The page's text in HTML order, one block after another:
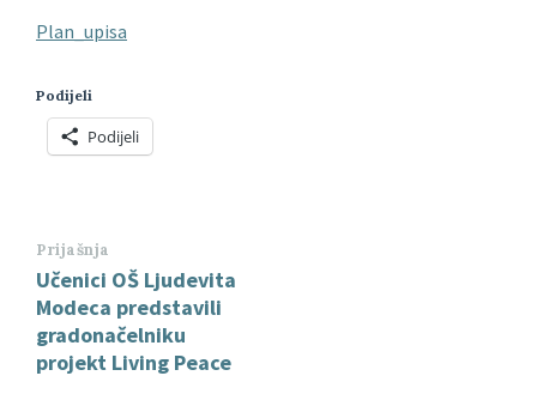
Plan_upisa
Podijeli
Podijeli
Prijašnja
Učenici OŠ Ljudevita
Modeca predstavili
gradonačelniku
projekt Living Peace